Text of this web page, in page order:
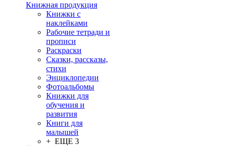
Книжная продукция
Книжки с
наклейками
Рабочие тетради и
прописи
Раскраски
Сказки, рассказы,
стихи
Энциклопедии
Фотоальбомы
Книжки для
обучения и
развития
Книги для
малышей
+ ЕЩЕ 3